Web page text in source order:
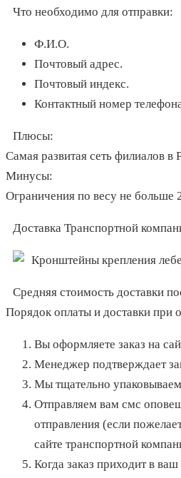
Что необходимо для отправки:
Ф.И.О.
Почтовый адрес.
Почтовый индекс.
Контактный номер
Плюсы:
Самая развитая сеть филиалов
Минусы:
Ограничения по весу не больше
Доставка Транспортной
Средняя стоимость доставки
Порядок оплаты и доставки при
Вы оформляете заказ на
Менеджер подтверждает
Мы тщательно
Отправляем вам смс
отправления (если
сайте транспортной
Когда заказ приходит в